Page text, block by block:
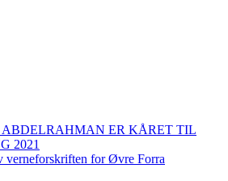
ER KÅRET TIL
2021
verneforskriften for Øvre Forra